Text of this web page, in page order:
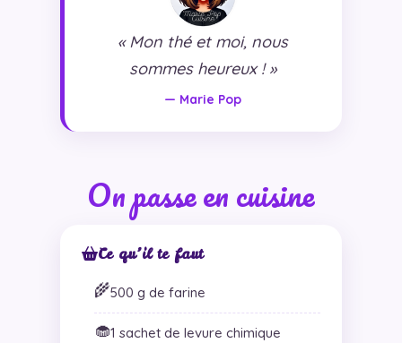
« Mon thé et moi, nous
sommes heureux ! »
— Marie Pop
On passe en cuisine
Ce qu’il te faut
🌾500 g de farine
🧁1 sachet de levure chimique